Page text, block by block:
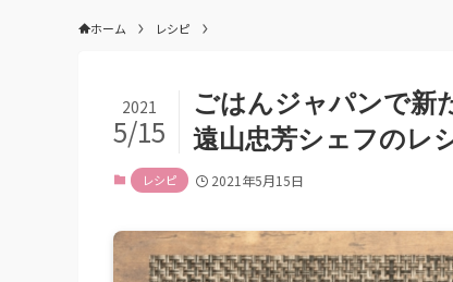
ホーム レシピ
ごはんジャパンで新
遠山忠芳シェフのレ
2021
5/15
レシピ 2021年5月15日